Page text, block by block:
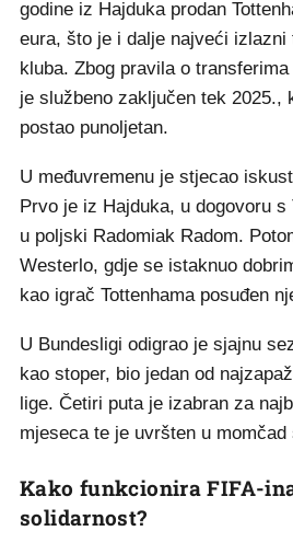
godine iz Hajduka prodan
eura, što je i dalje najveći
kluba. Zbog pravila o
je službeno zaključen tek 2025.,
postao punoljetan.
U međuvremenu je stjecao
Prvo je iz Hajduka, u dogovoru s
u poljski Radomiak Radom.
Westerlo, gdje se istaknuo
kao igrač Tottenhama posuđen
U Bundesligi odigrao je sjajnu
kao stoper, bio jedan od
lige. Četiri puta je izabran za
mjeseca te je uvršten u momčad
Kako funkcionira FIFA-
solidarnost?